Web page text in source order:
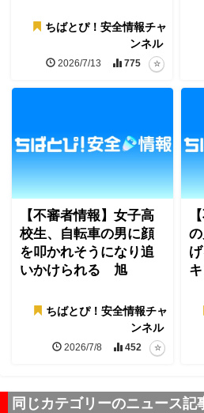
ちばとぴ！安全情報チャ
ンネル
2026/7/13 775
【不審者情報】女子高
校生、自転車の男に顔
を叩かれそうになり追
いかけられる 旭
ちばとぴ！安全情報チャ
ンネル
2026/7/8 452
同じカテゴリーのニュース記